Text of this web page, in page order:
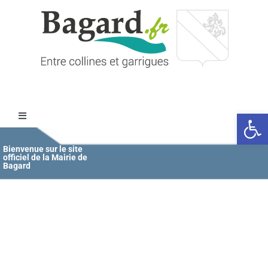
Ouvrir
Toggle
Navigation
Accueil
Bienvenue sur le site
officiel de la Mairie de
Bagard